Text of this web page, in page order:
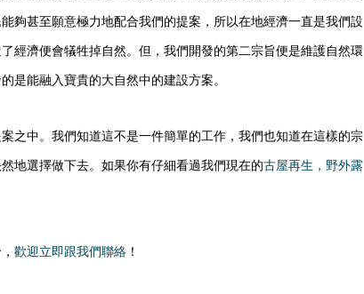
夠甚至願意極力地配合我們的提案，所以在地經濟一直是我們設
經濟便會犠牲掉自然。但，我們開發的第二宗旨便是維護自然環
是能融入寶貴的大自然中的建設方案。
之中。我們知道這不是一件簡單的工作，我們也知道在這樣的宗
地選擇做下去。如果你有仔細看過我們現在的古屋再生，野外露
歡迎立即跟我們聯絡 ！